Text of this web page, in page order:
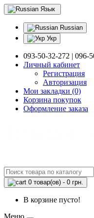
Язык
Russian
Укр
093-50-32-272 | 096-
Личный кабинет
Регистрация
Авторизация
Мои закладки (0)
Корзина покупок
Оформление заказа
0 товар(ов) - 0 грн.
В корзине пусто!
Меню